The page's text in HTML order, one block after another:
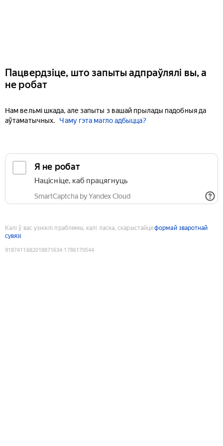
Пацвердзіце, што запыты адпраўлялі вы, а
не робат
Нам вельмі шкада, але запыты з вашай прылады падобныя да
аўтаматычных.
Чаму гэта магло адбыцца?
Я не робат
Націсніце, каб працягнуць
SmartCaptcha by Yandex Cloud
Калі ў вас узніклі праблемы, калі ласка, скарыстайцеформай зваротнай
сувязі
9187411682018871634:1786170544